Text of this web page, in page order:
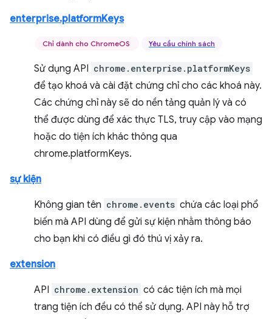
enterprise.platformKeys
Chỉ dành cho ChromeOS Yêu cầu chính sách
Sử dụng API chrome.enterprise.platformKeys
để tạo khoá và cài đặt chứng chỉ cho các khoá này.
Các chứng chỉ này sẽ do nền tảng quản lý và có
thể được dùng để xác thực TLS, truy cập vào mạng
hoặc do tiện ích khác thông qua
chrome.platformKeys.
sự kiện
Không gian tên chrome.events chứa các loại phổ
biến mà API dùng để gửi sự kiện nhằm thông báo
cho bạn khi có điều gì đó thú vị xảy ra.
extension
API chrome.extension có các tiện ích mà mọi
trang tiện ích đều có thể sử dụng. API này hỗ trợ